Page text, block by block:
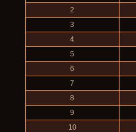
2
3
4
5
6
7
8
9
10